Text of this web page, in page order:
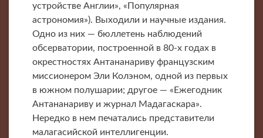
устройстве Англии», «Популярная
астрономия»). Выходили и научные издания.
Одно из них — бюллетень наблюдений
обсерватории, построенной в 80-х годах в
окрестностях Антананариву французским
миссионером Эли Колэном, одной из первых
в южном полушарии; другое — «Ежегодник
Антананариву и журнал Мадагаскара».
Нередко в нем печатались представители
малагасийской интеллигенции.